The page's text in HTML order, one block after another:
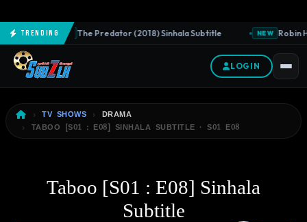
TrendingNEW The Predator (2018) Sinhala Subtitle NEW Robin
LOGIN
TV SHOWS
DRAMA
TABOO [S01 : E08] SINHALA SUBTITLE · S01 E08
Taboo [S01 : E08] Sinhala
Subtitle